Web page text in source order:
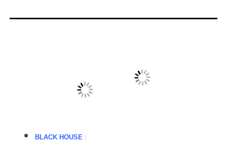
BLACK HOUSE :